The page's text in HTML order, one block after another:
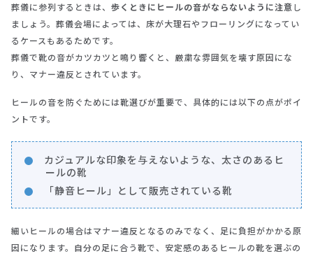
葬儀に参列するときは、 歩くときにヒールの音がならないように注意し
ましょう。葬儀会場によっては、床が大理石やフローリングになってい
るケースもあるためです。
葬儀で靴の音がカツカツと鳴り響くと、厳粛な雰囲気を壊す原因にな
り、マナー違反とされています。
ヒールの音を防ぐためには靴選びが重要で、具体的には以下の点がポイ
ントです。
カジュアルな印象を与えないような、太さのあるヒ
ールの靴
「静音ヒール」として販売されている靴
細いヒールの場合はマナー違反となるのみでなく、足に負担がかかる原
因になります。自分の足に合う靴で、安定感のあるヒールの靴を選ぶの